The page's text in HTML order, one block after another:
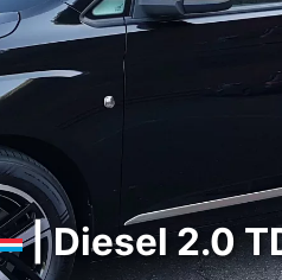
| Diesel 2.0